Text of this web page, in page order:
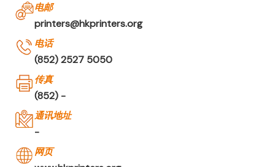
电邮
printers@hkprinters.org
电话
(852) 2527 5050
传真
(852) -
通讯地址
-
网页